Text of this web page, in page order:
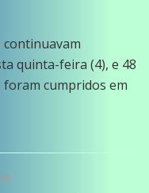
continuavam
quinta-feira (4), e 48
foram cumpridos em